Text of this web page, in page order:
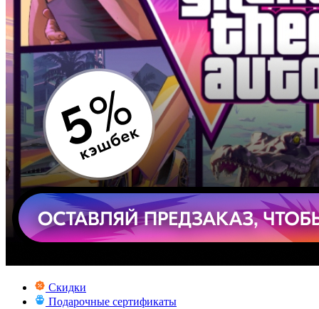
Скидки
Подарочные сертификаты